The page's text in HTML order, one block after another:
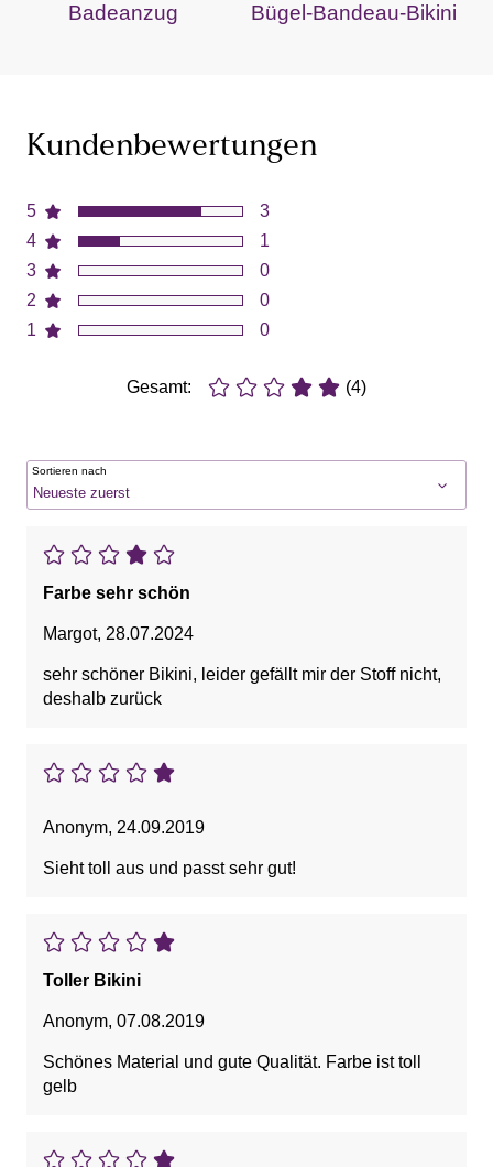
Badeanzug Bügel-Bandeau-Bikini
Kundenbewertungen
5
4
3
2
1
3
1
0
0
0
Gesamt: (4)
Sortieren nach
Farbe sehr schön
Margot, 28.07.2024
sehr schöner Bikini, leider gefällt mir der Stoff nicht,
deshalb zurück
Anonym, 24.09.2019
Sieht toll aus und passt sehr gut!
Toller Bikini
Anonym, 07.08.2019
Schönes Material und gute Qualität. Farbe ist toll
gelb